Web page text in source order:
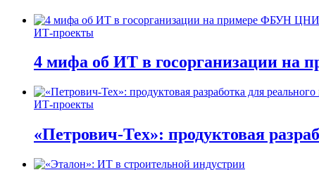
ИТ-проекты
4 мифа об ИТ в госорганизации на
ИТ-проекты
«Петрович-Тех»: продуктовая